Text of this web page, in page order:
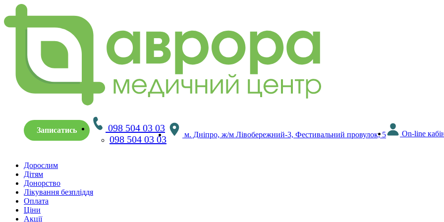
Записатись
098 504 03 03
098 504 03 03
м. Дніпро, ж/м Лівобережний-3, Фестивальний провулок, 5 On-line
Дорослим
Дітям
Донорство
Лікування безпліддя
Оплата
Ціни
Акції